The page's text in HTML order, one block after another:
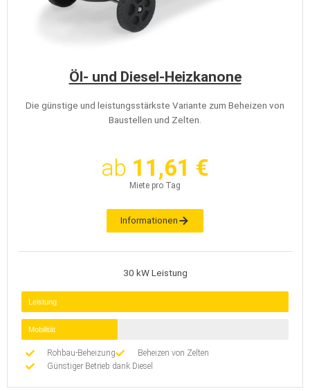
Öl- und Diesel-Heizkanone
Die günstige und leistungsstärkste Variante zum Beheizen von
Baustellen und Zelten.
ab 11,61 €
Miete pro Tag
Informationen
30 kW Leistung
Leistung
Mobilität
Rohbau-Beheizung
Beheizen von Zelten
Günstiger Betrieb dank Diesel